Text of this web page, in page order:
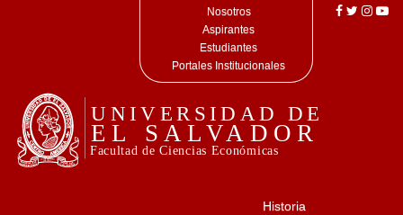
Nosotros
Aspirantes
Estudiantes
Portales Institucionales
Historia